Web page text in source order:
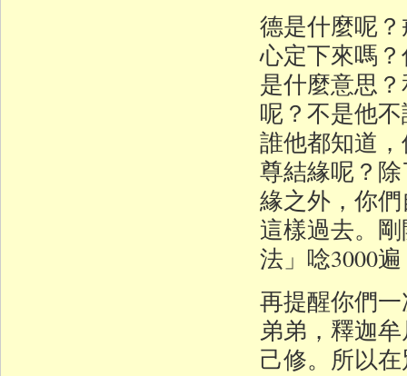
德是什麼呢
心定下來嗎
是什麼意思
呢？不是他
誰他都知道
尊結緣呢？
緣之外，你
這樣過去。
法」唸3000
再提醒你們
弟弟，釋迦
己修。所以